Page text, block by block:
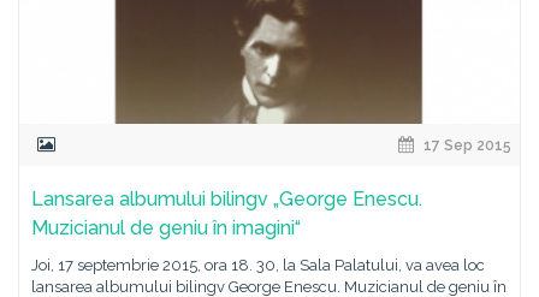
17 Sep 2015
Lansarea albumului bilingv „George Enescu.
Muzicianul de geniu în imagini“
Joi, 17 septembrie 2015, ora 18. 30, la Sala Palatului, va avea loc
lansarea albumului bilingv George Enescu. Muzicianul de geniu în